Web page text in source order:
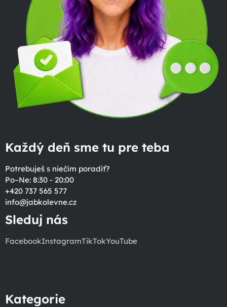
Každý deň sme tu pre teba
Potrebuješ s niečím poradiť?
Po–Ne: 8:30 - 20:00
+420 737 565 577
info@jabkolevne.cz
Sleduj nás
FacebookInstagramTikTokYouTube
Kategorie